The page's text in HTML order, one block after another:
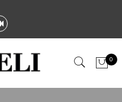
0